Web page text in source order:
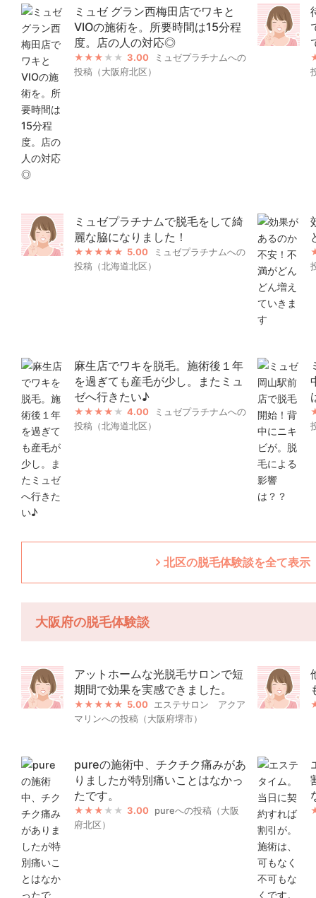
ミュゼ グラン西梅田店でワキと
VIOの施術を。所要時間は15分程
度。店の人の対応◎
3.00
ミュゼプラチナムへの
投稿（大阪府北区）
ミュゼプラチナムで脱毛をして綺
麗な脇になりました！
5.00
ミュゼプラチナムへの
投稿（北海道北区）
麻生店でワキを脱毛。施術後１年
を過ぎても産毛が少し。またミュ
ゼへ行きたい♪
4.00
ミュゼプラチナムへの
投稿（北海道北区）
北区の脱毛体験談を全て表示
大阪府の脱毛体験談
アットホームな光脱毛サロンで短
期間で効果を実感できました。
5.00
エステサロン アクア
マリンへの投稿（大阪府堺市）
pureの施術中、チクチク痛みがあ
りましたが特別痛いことはなかっ
たです。
3.00 pureへの投稿（大阪
府北区）